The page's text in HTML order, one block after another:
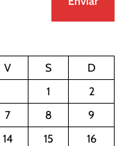
V S
D
1
2
7 8
9
14 15
16